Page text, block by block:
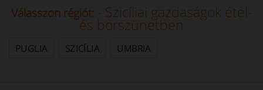
Válasszon régiót: - Szicíliai gazdaságok étel-
és borszünetben
PUGLIA SZICÍLIA UMBRIA